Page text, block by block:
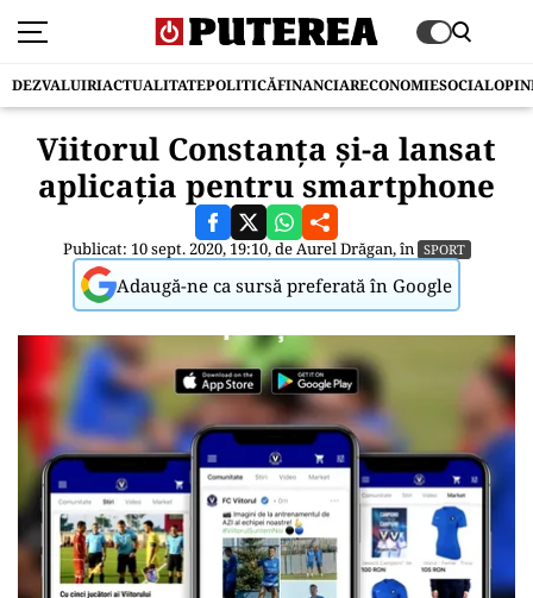
DEZVALUIRIACTUALITATEPOLITICĂFINANCIARECONOMIESOCIAL
Viitorul Constanța și-a lansat
aplicația pentru smartphone
Publicat: 10 sept. 2020, 19:10, deAurel Drăgan, în SPORT
Adaugă-ne ca sursă preferată în Google